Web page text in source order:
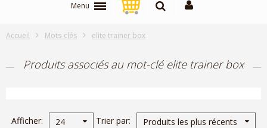
Menu
Accueil Mots-clés elite trainer box
Produits associés au mot-clé elite trainer box
Afficher 24 Trier par Produits les plus récents